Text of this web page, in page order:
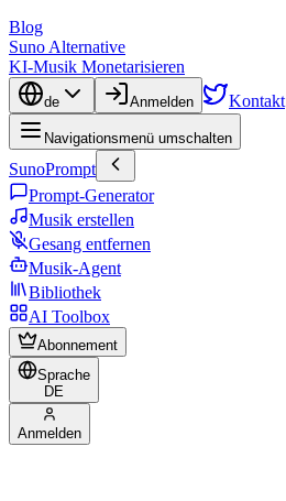
Blog
Suno Alternative
KI-Musik Monetarisieren
de Anmelden Kontakt
Navigationsmenü umschalten
SunoPrompt
Prompt-Generator
Musik erstellen
Gesang entfernen
Musik-Agent
Bibliothek
AI Toolbox
Abonnement
Sprache
DE
Anmelden